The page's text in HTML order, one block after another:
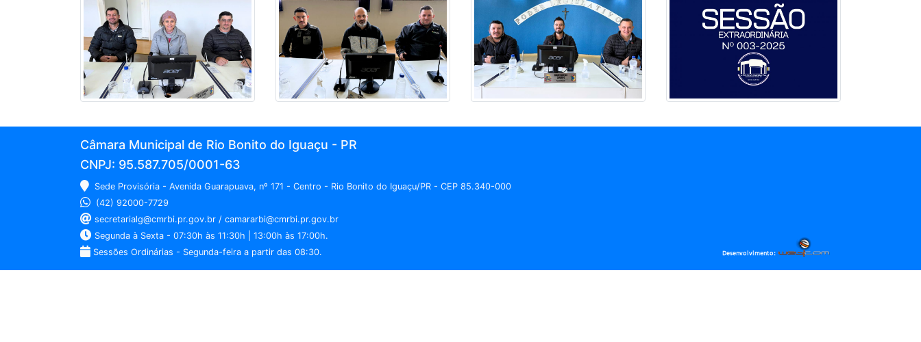
Câmara Municipal de Rio Bonito do Iguaçu - PR
CNPJ: 95.587.705/0001-63
Sede Provisória - Avenida Guarapuava, nº 171 - Centro - Rio Bonito do Iguaçu/PR - CEP 85.340-000
(42) 92000-7729
secretarialg@cmrbi.pr.gov.br / camararbi@cmrbi.pr.gov.br
Segunda à Sexta - 07:30h às 11:30h | 13:00h às 17:00h.
Sessões Ordinárias - Segunda-feira a partir das 08:30.